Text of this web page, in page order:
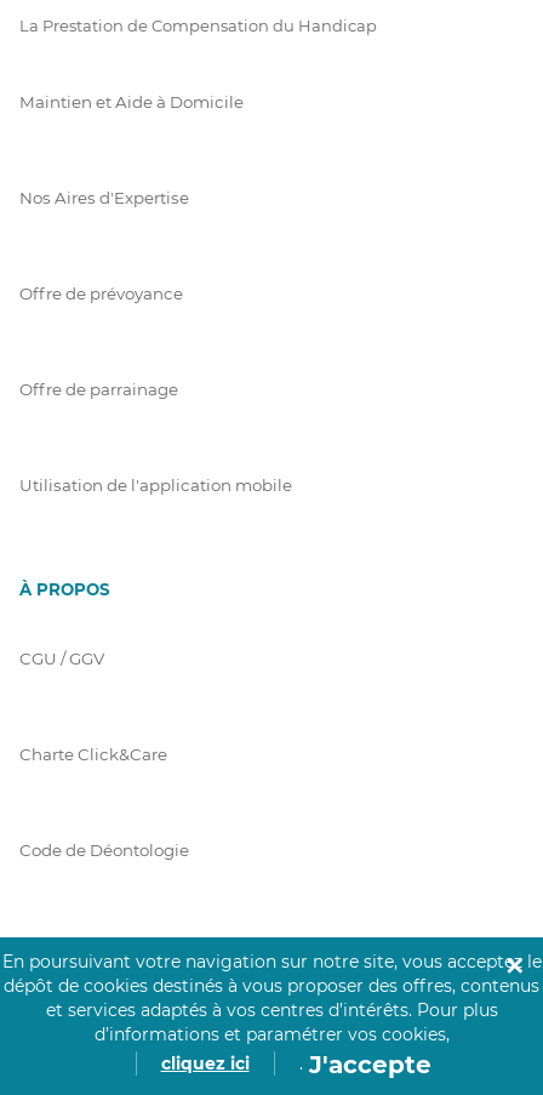
La Prestation de Compensation du Handicap
Maintien et Aide à Domicile
Nos Aires d'Expertise
Offre de prévoyance
Offre de parrainage
Utilisation de l'application mobile
À PROPOS
CGU / GGV
Charte Click&Care
Code de Déontologie
Prérequis Click&Care
En poursuivant votre navigation sur notre site, vous acceptez le
dépôt de cookies destinés à vous proposer des offres, contenus
et services adaptés à vos centres d’intérêts. Pour plus
d’informations et paramétrer vos cookies,
cliquez ici
. J'accepte
✕